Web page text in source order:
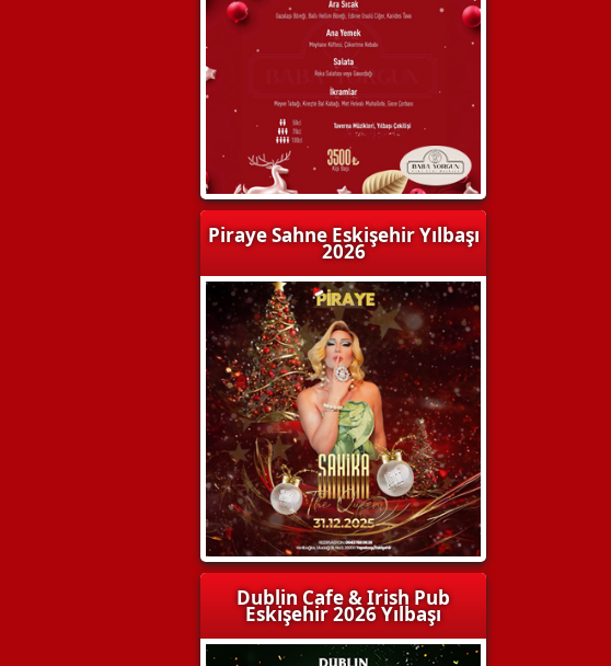
Piraye Sahne Eskişehir Yılbaşı
2026
Dublin Cafe & Irish Pub
Eskişehir 2026 Yılbaşı